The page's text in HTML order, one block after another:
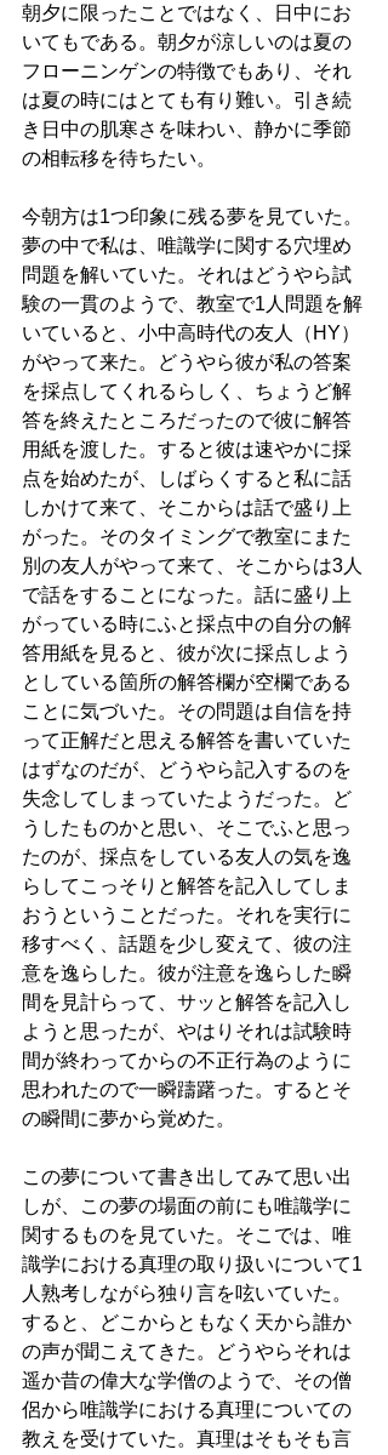
朝夕に限ったことではなく、日中にお
いてもである。朝夕が涼しいのは夏の
フローニンゲンの特徴でもあり、それ
は夏の時にはとても有り難い。引き続
き日中の肌寒さを味わい、静かに季節
の相転移を待ちたい。
今朝方は1つ印象に残る夢を見ていた。
夢の中で私は、唯識学に関する穴埋め
問題を解いていた。それはどうやら試
験の一貫のようで、教室で1人問題を解
いていると、小中高時代の友人（HY）
がやって来た。どうやら彼が私の答案
を採点してくれるらしく、ちょうど解
答を終えたところだったので彼に解答
用紙を渡した。すると彼は速やかに採
点を始めたが、しばらくすると私に話
しかけて来て、そこからは話で盛り上
がった。そのタイミングで教室にまた
別の友人がやって来て、そこからは3人
で話をすることになった。話に盛り上
がっている時にふと採点中の自分の解
答用紙を見ると、彼が次に採点しよう
としている箇所の解答欄が空欄である
ことに気づいた。その問題は自信を持
って正解だと思える解答を書いていた
はずなのだが、どうやら記入するのを
失念してしまっていたようだった。ど
うしたものかと思い、そこでふと思っ
たのが、採点をしている友人の気を逸
らしてこっそりと解答を記入してしま
おうということだった。それを実行に
移すべく、話題を少し変えて、彼の注
意を逸らした。彼が注意を逸らした瞬
間を見計らって、サッと解答を記入し
ようと思ったが、やはりそれは試験時
間が終わってからの不正行為のように
思われたので一瞬躊躇った。するとそ
の瞬間に夢から覚めた。
この夢について書き出してみて思い出
しが、この夢の場面の前にも唯識学に
関するものを見ていた。そこでは、唯
識学における真理の取り扱いについて1
人熟考しながら独り言を呟いていた。
すると、どこからともなく天から誰か
の声が聞こえてきた。どうやらそれは
遥か昔の偉大な学僧のようで、その僧
侶から唯識学における真理についての
教えを受けていた。真理はそもそも言